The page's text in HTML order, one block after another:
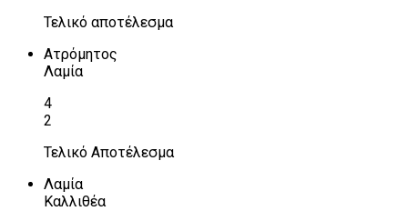
Τελικό αποτέλεσμα
Ατρόμητος
Λαμία
4
2
Τελικό Αποτέλεσμα
Λαμία
Καλλιθέα